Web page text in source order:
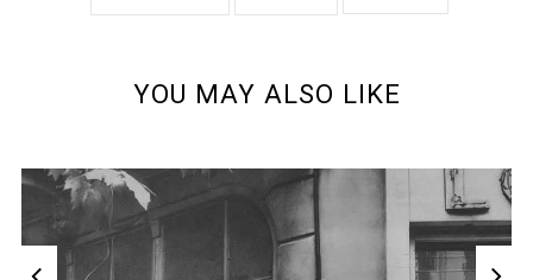
YOU MAY ALSO LIKE